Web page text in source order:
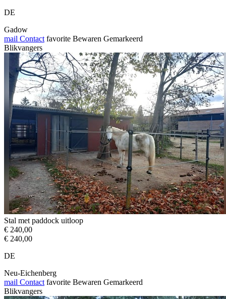
DE
Gadow
mail Contact favorite Bewaren Gemarkeerd
Blikvangers
Stal met paddock uitloop
€ 240,00
€ 240,00
DE
Neu-Eichenberg
mail Contact favorite Bewaren Gemarkeerd
Blikvangers